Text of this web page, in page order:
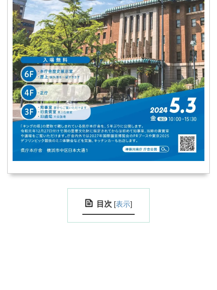
目次 [表示]